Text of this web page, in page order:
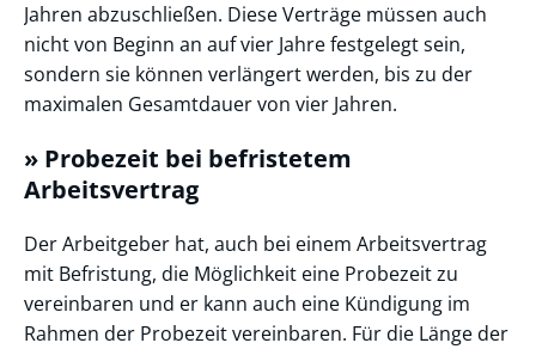
Jahren abzuschließen. Diese Verträge müssen auch
nicht von Beginn an auf vier Jahre festgelegt sein,
sondern sie können verlängert werden, bis zu der
maximalen Gesamtdauer von vier Jahren.
» Probezeit bei befristetem
Arbeitsvertrag
Der Arbeitgeber hat, auch bei einem Arbeitsvertrag
mit Befristung, die Möglichkeit eine Probezeit zu
vereinbaren und er kann auch eine Kündigung im
Rahmen der Probezeit vereinbaren. Für die Länge der